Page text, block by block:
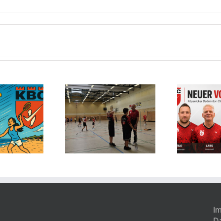
Cup 2026 –
auf den
aus
und
Neuer KBC-
Vorstand